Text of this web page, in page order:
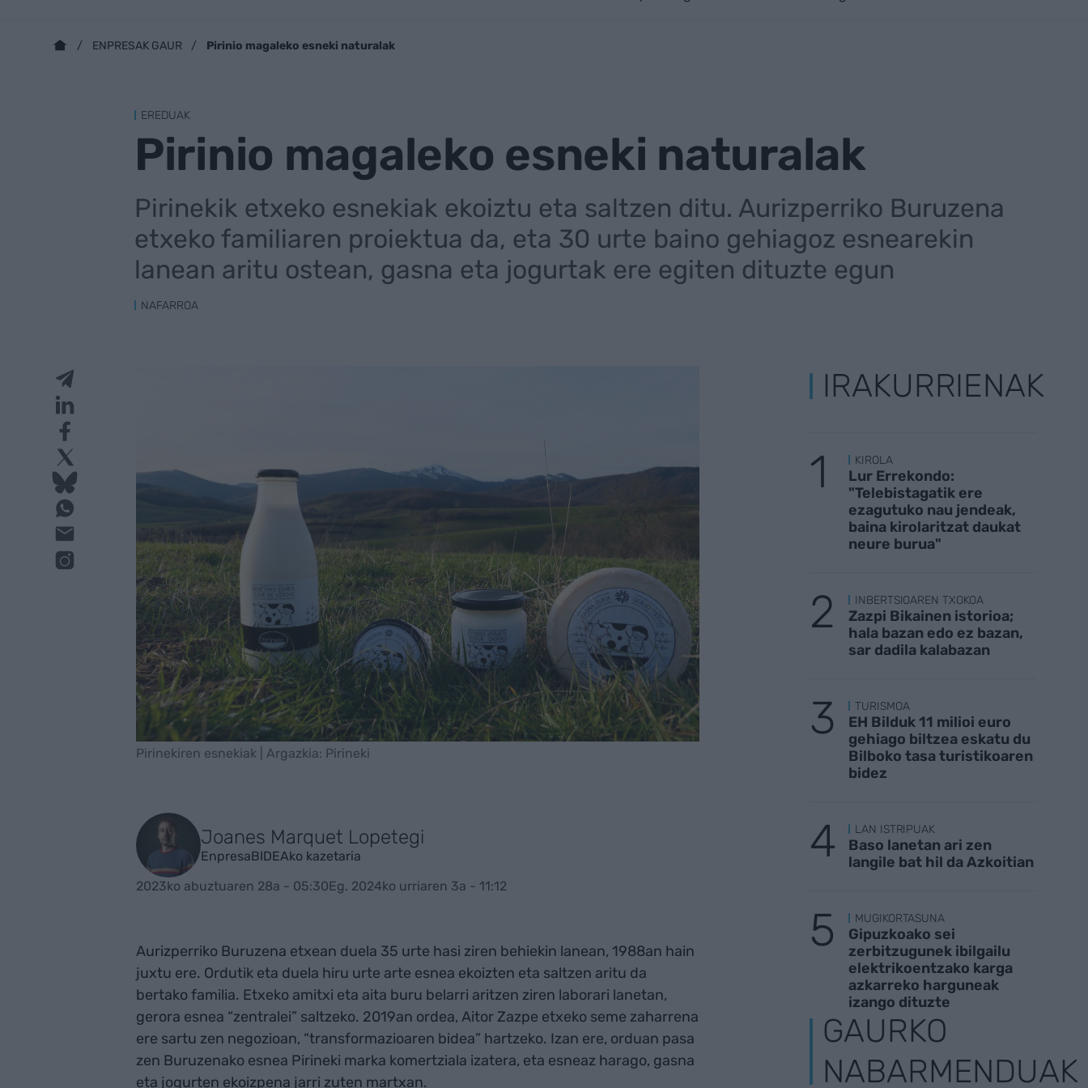
ENPRESAK GAUR Pirinio magaleko esneki naturalak
EREDUAK
Pirinio magaleko esneki naturalak
Pirinekik etxeko esnekiak ekoiztu eta saltzen ditu. Aurizperriko Buruzena
etxeko familiaren proiektua da, eta 30 urte baino gehiagoz esnearekin
lanean aritu ostean, gasna eta jogurtak ere egiten dituzte egun
NAFARROA
Pirinekiren esnekiak | Argazkia: Pirineki
Joanes Marquet Lopetegi
EnpresaBIDEAko kazetaria
2023ko abuztuaren 28a - 05:30Eg. 2024ko urriaren 3a - 11:12
Aurizperriko Buruzena etxean duela 35 urte hasi ziren behiekin lanean, 1988an hain
juxtu ere. Ordutik eta duela hiru urte arte esnea ekoizten eta saltzen aritu da
bertako familia. Etxeko amitxi eta aita buru belarri aritzen ziren laborari lanetan,
gerora esnea “zentralei” saltzeko. 2019an ordea, Aitor Zazpe etxeko seme zaharrena
ere sartu zen negozioan, “transformazioaren bidea” hartzeko. Izan ere, orduan pasa
zen Buruzenako esnea Pirineki marka komertziala izatera, eta esneaz harago, gasna
eta jogurten ekoizpena jarri zuten martxan.
IRAKURRIENAK
KIROLA
Lur Errekondo:
"Telebistagatik ere
ezagutuko nau jendeak,
baina kirolaritzat daukat
neure burua"
INBERTSIOAREN TXOKOA
Zazpi Bikainen istorioa;
hala bazan edo ez bazan,
sar dadila kalabazan
TURISMOA
EH Bilduk 11 milioi euro
gehiago biltzea eskatu du
Bilboko tasa turistikoaren
bidez
LAN ISTRIPUAK
Baso lanetan ari zen
langile bat hil da Azkoitian
MUGIKORTASUNA
Gipuzkoako sei
zerbitzugunek ibilgailu
elektrikoentzako karga
azkarreko harguneak
izango dituzte
GAURKO
NABARMENDUAK